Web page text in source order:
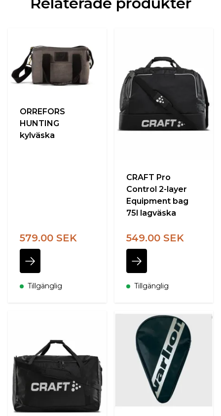
ORREFORS
HUNTING
kylväska
579.00 SEK
Tillgänglig
CRAFT Pro
Control 2-layer
Equipment bag
75l lagväska
549.00 SEK
Tillgänglig